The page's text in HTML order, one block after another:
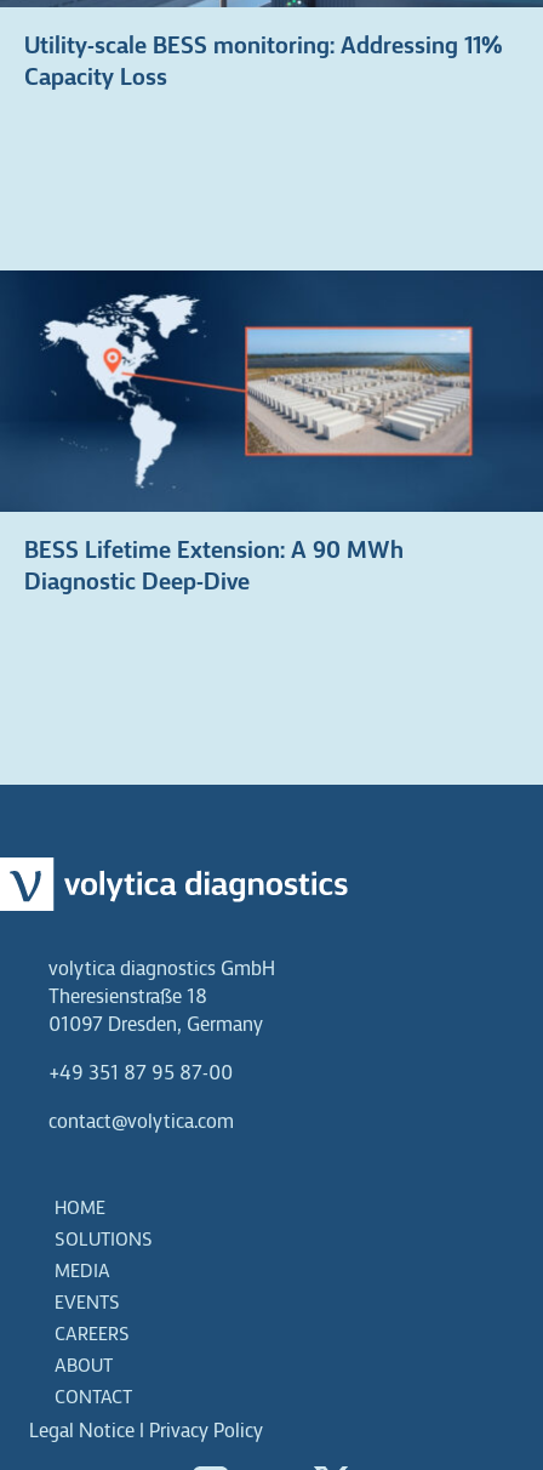
Utility-scale BESS monitoring: Addressing 11%
Capacity Loss
BESS Lifetime Extension: A 90 MWh
Diagnostic Deep-Dive
volytica diagnostics GmbH
Theresienstraße 18
01097 Dresden, Germany
+49 351 87 95 87-00
contact@volytica.com
HOME
SOLUTIONS
MEDIA
EVENTS
CAREERS
ABOUT
CONTACT
Legal Notice Privacy Policy